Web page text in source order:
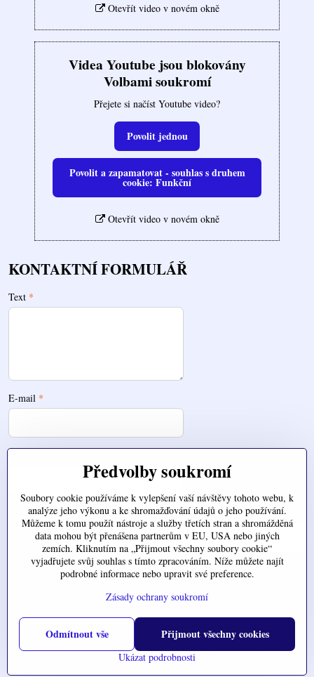
Otevřít video v novém okně
Videa Youtube jsou blokovány
Volbami soukromí
Přejete si načíst Youtube video?
Povolit jednou
Povolit a zapamatovat - souhlas s druhem
cookie: Funkční
Otevřít video v novém okně
KONTAKTNÍ FORMULÁŘ
Text *
E-mail *
Zde nahrajte váš soubor
©2026CopyrightPředvolby soukromíZásady ochrany soukromí
Vytvořeno systémem:ByznysWeb.cz
Předvolby soukromí
Soubory cookie používáme k vylepšení vaší návštěvy tohoto webu, k
analýze jeho výkonu a ke shromažďování údajů o jeho používání.
Můžeme k tomu použít nástroje a služby třetích stran a shromážděná
data mohou být přenášena partnerům v EU, USA nebo jiných
zemích. Kliknutím na „Přijmout všechny soubory cookie“
vyjadřujete svůj souhlas s tímto zpracováním. Níže můžete najít
podrobné informace nebo upravit své preference.
Zásady ochrany soukromí
Ukázat podrobnosti
Přijmout všechny cookies
Odmítnout vše